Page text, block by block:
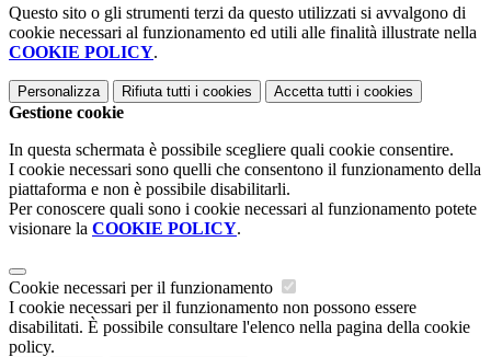
Questo sito o gli strumenti terzi da questo utilizzati si avvalgono di
cookie necessari al funzionamento ed utili alle finalità illustrate nella
COOKIE POLICY.
Personalizza Rifiuta tutti i cookies Accetta tutti i cookies
Gestione cookie
In questa schermata è possibile scegliere quali cookie consentire.
I cookie necessari sono quelli che consentono il funzionamento della
piattaforma e non è possibile disabilitarli.
Per conoscere quali sono i cookie necessari al funzionamento potete
visionare la COOKIE POLICY.
Cookie necessari per il funzionamento
I cookie necessari per il funzionamento non possono essere
disabilitati. È possibile consultare l'elenco nella pagina della cookie
policy.